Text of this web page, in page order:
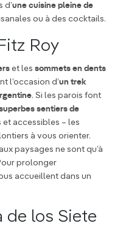
d’une cuisine pleine de
ou à des cocktails.
Roy
et les sommets en dents
l’occasion d’un trek
. Si les parois font
sentiers de
et accessibles – les
à vous orienter.
paysages ne sont qu’à
prolonger
accueillent dans un
de los Siete